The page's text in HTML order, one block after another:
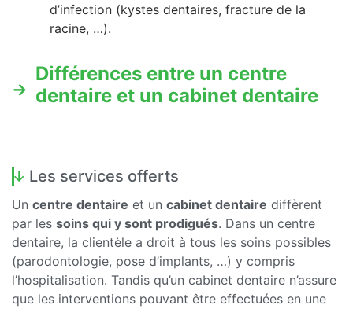
d’infection (kystes dentaires, fracture de la
racine, …).
Différences entre un centre
dentaire et un cabinet dentaire
Les services offerts
Un centre dentaire et un cabinet dentaire diffèrent
par les soins qui y sont prodigués. Dans un centre
dentaire, la clientèle a droit à tous les soins possibles
(parodontologie, pose d’implants, …) y compris
l’hospitalisation. Tandis qu’un cabinet dentaire n’assure
que les interventions pouvant être effectuées en une